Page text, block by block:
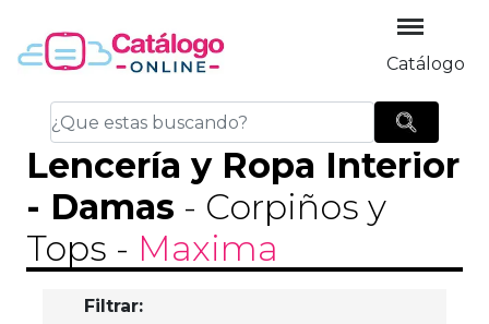
Catálogo
Lencería y Ropa Interior
- Damas - Corpiños y
Tops - Maxima
Filtrar: